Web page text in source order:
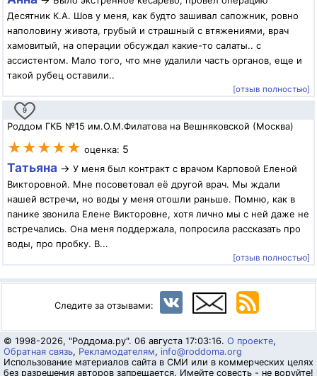
Десятник К.А. Шов у меня, как будто зашивал сапожник, ровно
наполовину живота, грубый и страшный с втяжениями, врач
хамовитый, на операции обсуждал какие-то салаты.. с
ассистентом. Мало того, что мне удалили часть органов, еще и
такой рубец оставили..
[отзыв полностью]
9
Роддом ГКБ №15 им.О.М.Филатова на Вешняковской (Москва)
★★★★★ оценка: 5
Татьяна → У меня был контракт с врачом Карповой Еленой
Викторовной. Мне посоветовал её другой врач. Мы ждали
нашей встречи, но воды у меня отошли раньше. Помню, как в
панике звонила Елене Викторовне, хотя лично мы с ней даже не
встречались. Она меня поддержала, попросила рассказать про
воды, про пробку. В...
[отзыв полностью]
Следите за отзывами:
© 1998-2026, "Роддома.ру". 06 августа 17:03:16. О проекте,
Обратная связь, Рекламодателям, info@roddoma.org
Использование материалов сайта в СМИ или в коммерческих целях
без разрешения авторов запрещается. Имейте совесть - не воруйте!